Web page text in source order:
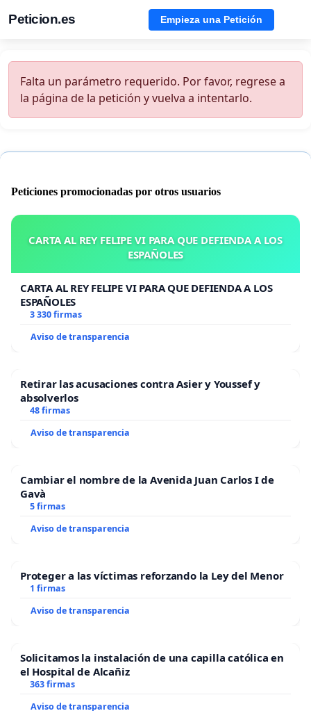
Peticion.es Empieza una Petición
Falta un parámetro requerido. Por favor, regrese a
la página de la petición y vuelva a intentarlo.
Peticiones promocionadas por otros usuarios
CARTA AL REY FELIPE VI PARA QUE DEFIENDA A LOS
ESPAÑOLES
CARTA AL REY FELIPE VI PARA QUE DEFIENDA A LOS
ESPAÑOLES
3 330 firmas
Aviso de transparencia
Retirar las acusaciones contra Asier y Youssef y
absolverlos
48 firmas
Aviso de transparencia
Cambiar el nombre de la Avenida Juan Carlos I de
Gavà
5 firmas
Aviso de transparencia
Proteger a las víctimas reforzando la Ley del Menor
1 firmas
Aviso de transparencia
Solicitamos la instalación de una capilla católica en
el Hospital de Alcañiz
363 firmas
Aviso de transparencia